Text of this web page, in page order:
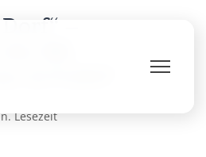
–
BR-
21.9.2017
Lesezeit